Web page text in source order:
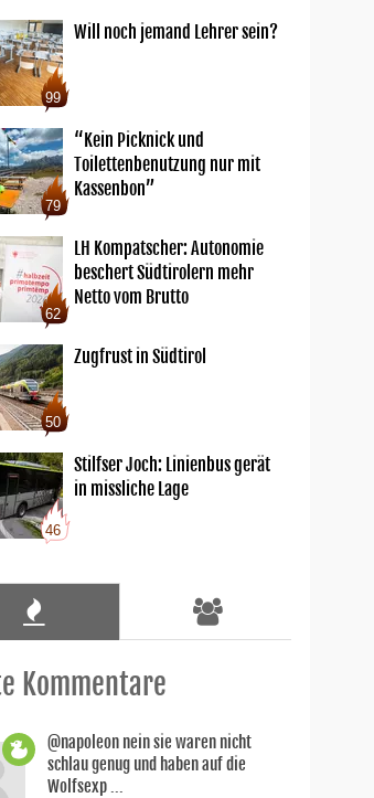
99
Will noch jemand Lehrer sein?
79
“Kein Picknick und
Toilettenbenutzung nur mit
Kassenbon”
62
LH Kompatscher: Autonomie
beschert Südtirolern mehr
Netto vom Brutto
50
Zugfrust in Südtirol
46
Stilfser Joch: Linienbus gerät
in missliche Lage
Kommentare
@napoleon nein sie waren nicht
schlau genug und haben auf die
Wolfsexp ...